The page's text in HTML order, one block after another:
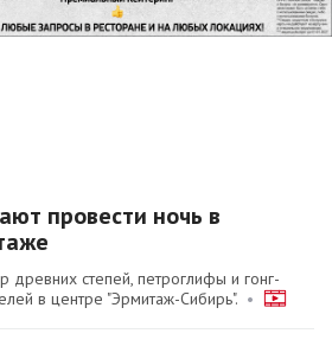
провести ночь в
древних степей, петроглифы и гонг-
в центре "Эрмитаж-Сибирь". •